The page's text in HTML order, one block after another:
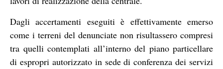
Dagli accertamenti eseguiti è effettivamente emerso
come i terreni del denunciate non risultassero compresi
tra quelli contemplati all’interno del piano particellare
di espropri autorizzato in sede di conferenza dei servizi